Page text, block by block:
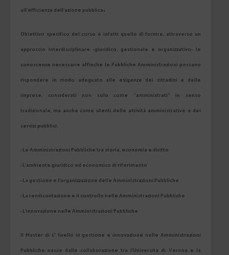
all’efficienza dell’azione pubblica.
Obiettivo specifico del corso è infatti quello di fornire, attraverso un
approccio interdisciplinare -giuridico, gestionale e organizzativo- le
conoscenze necessarie affinché le Pubbliche Amministrazioni possano
rispondere in modo adeguato alle esigenze dei cittadini e delle
imprese, considerati non solo come “amministrati” in senso
tradizionale, ma anche come utenti delle attività amministrative e dei
servizi pubblici.
› Le Amministrazioni Pubbliche tra storia, economia e diritto
› L’ambiente giuridico ed economico di riferimento
› La gestione e l’organizzazione delle Amministrazioni Pubbliche
› La rendicontazione e il controllo nelle Amministrazioni Pubbliche
› L’innovazione nelle Amministrazioni Pubbliche
Il Master di 1° livello in gestione e innovazione nelle Amministrazioni
Pubbliche nasce dalla collaborazione tra l’Università di Verona e la